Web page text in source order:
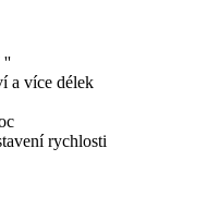
''
a více délek
rychlosti